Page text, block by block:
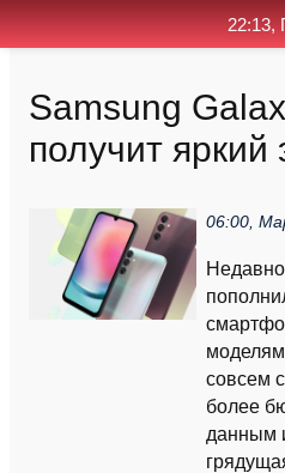
Samsung
получит яркий
06:00,
совсем
более
данным
22:13,